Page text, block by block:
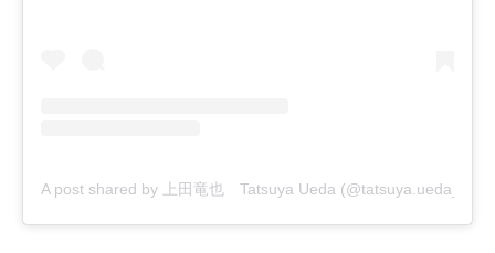
A post shared by 上田竜也 Tatsuya Ueda (@tatsuya.ueda_kt)